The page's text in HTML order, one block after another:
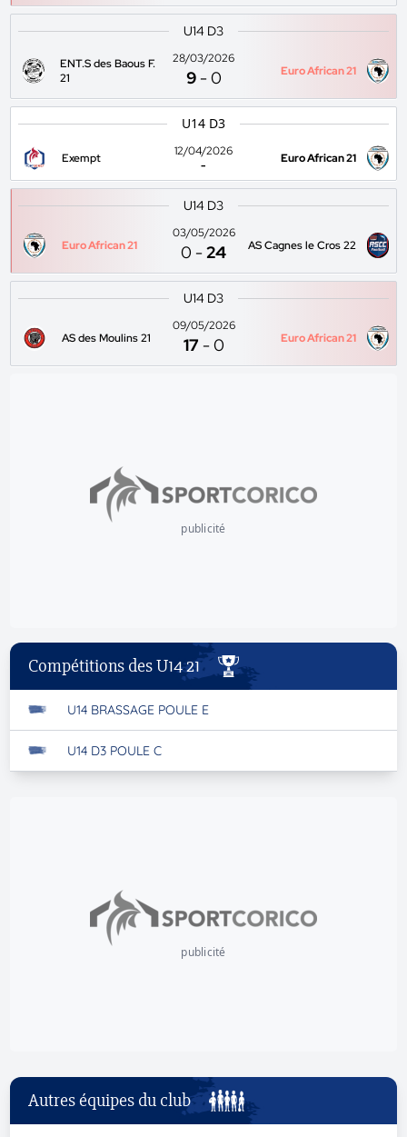
U14 D3
ENT.S des Baous F.
21
28/03/2026
9 -0 Euro African 21
U14 D3
Exempt
12/04/2026
-
Euro African 21
U14 D3
Euro African 21
03/05/2026
0 -24 AS Cagnes le Cros 22
U14 D3
AS des Moulins 21
09/05/2026
17 -0 Euro African 21
publicité
Compétitions des U14 21
U14 BRASSAGE POULE E
U14 D3 POULE C
publicité
Autres équipes du club